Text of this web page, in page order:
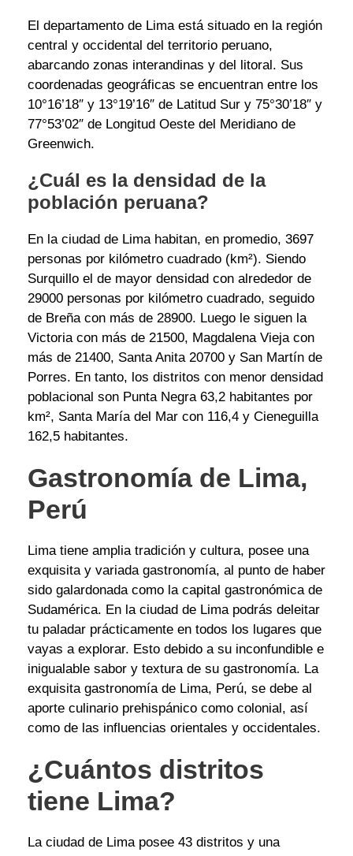
El departamento de Lima está situado en la región
central y occidental del territorio peruano,
abarcando zonas interandinas y del litoral. Sus
coordenadas geográficas se encuentran entre los
10°16’18″ y 13°19’16″ de Latitud Sur y 75°30’18″ y
77°53’02″ de Longitud Oeste del Meridiano de
Greenwich.
¿Cuál es la densidad de la
población peruana?
En la ciudad de Lima habitan, en promedio, 3697
personas por kilómetro cuadrado (km²). Siendo
Surquillo el de mayor densidad con alrededor de
29000 personas por kilómetro cuadrado, seguido
de Breña con más de 28900. Luego le siguen la
Victoria con más de 21500, Magdalena Vieja con
más de 21400, Santa Anita 20700 y San Martín de
Porres. En tanto, los distritos con menor densidad
poblacional son Punta Negra 63,2 habitantes por
km², Santa María del Mar con 116,4 y Cieneguilla
162,5 habitantes.
Gastronomía de Lima,
Perú
Lima tiene amplia tradición y cultura, posee una
exquisita y variada gastronomía, al punto de haber
sido galardonada como la capital gastronómica de
Sudamérica. En la ciudad de Lima podrás deleitar
tu paladar prácticamente en todos los lugares que
vayas a explorar. Esto debido a su inconfundible e
inigualable sabor y textura de su gastronomía. La
exquisita gastronomía de Lima, Perú, se debe al
aporte culinario prehispánico como colonial, así
como de las influencias orientales y occidentales.
¿Cuántos distritos
tiene Lima?
La ciudad de Lima posee 43 distritos y una